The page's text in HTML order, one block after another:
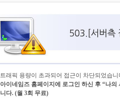
트래픽 용량이 초과되어 접근이 차단되었습
아이네임즈 홈페이지에 로그인 하신 후 “나
니다. (월 3회 무료)